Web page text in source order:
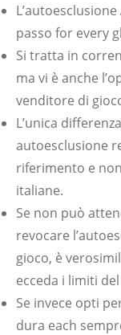
passo for every
Si tratta in
ma vi è anche
venditore di
L’unica
autoesclusione
riferimento e
italiane.
Se non può
revocare
gioco, è
ecceda i limiti
Se invece opti
dura each